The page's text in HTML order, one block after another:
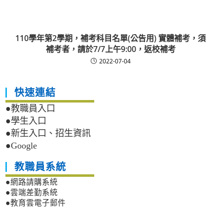
110學年第2學期，補考科目名單(公告用) 實體補考，須
補考者，請於7/7上午9:00，返校補考
2022-07-04
快速連結
●教職員入口
●學生入口
●新生入口、招生資訊
●Google
教職員系統
●網路請購系統
●雲端差勤系統
●教育雲電子郵件